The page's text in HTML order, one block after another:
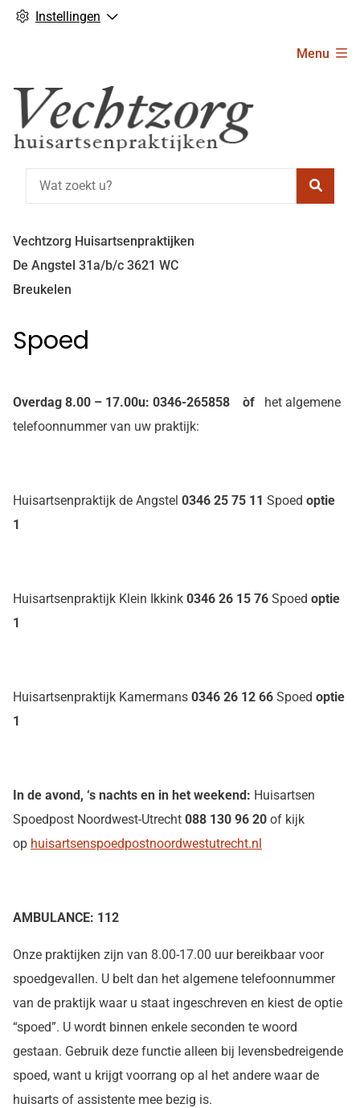
Instellingen
Menu
Vechtzorg Huisartsenpraktijken
De Angstel 31a/b/c 3621 WC
Breukelen
Spoed
Overdag 8.00 – 17.00u: 0346-265858 òf het algemene
telefoonnummer van uw praktijk:
Huisartsenpraktijk de Angstel 0346 25 75 11 Spoed optie
1
Huisartsenpraktijk Klein Ikkink 0346 26 15 76 Spoed optie
1
Huisartsenpraktijk Kamermans 0346 26 12 66 Spoed optie
1
In de avond, ‘s nachts en in het weekend: Huisartsen
Spoedpost Noordwest-Utrecht 088 130 96 20 of kijk
op huisartsenspoedpostnoordwestutrecht.nl
AMBULANCE: 112
Onze praktijken zijn van 8.00-17.00 uur bereikbaar voor
spoedgevallen. U belt dan het algemene telefoonnummer
van de praktijk waar u staat ingeschreven en kiest de optie
“spoed”. U wordt binnen enkele seconden te woord
gestaan. Gebruik deze functie alleen bij levensbedreigende
spoed, want u krijgt voorrang op al het andere waar de
huisarts of assistente mee bezig is.